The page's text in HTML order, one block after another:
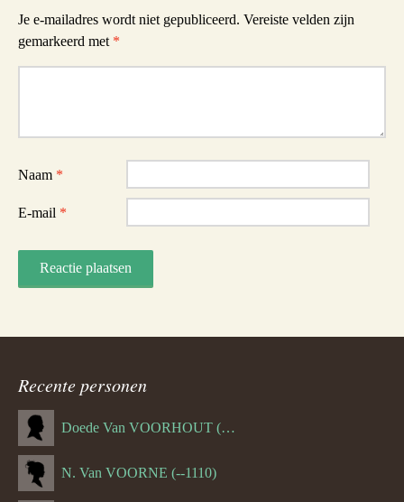
Je e-mailadres wordt niet gepubliceerd. Vereiste velden zijn
gemarkeerd met *
Naam *
E-mail *
Recente personen
Doede Van VOORHOUT (Van FORNEHOLT) (--1101)
N. Van VOORNE (--1110)